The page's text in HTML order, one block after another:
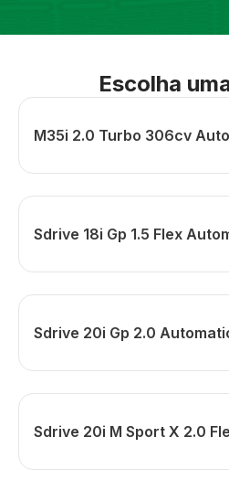
Escolha
M35i 2.0 Turbo 306cv
Sdrive 18i Gp 1.5 Flex
Sdrive 20i Gp 2.0
Sdrive 20i M Sport X 2.0